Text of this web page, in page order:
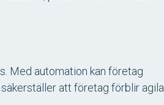
Med automation kan företag
att företag förblir agila